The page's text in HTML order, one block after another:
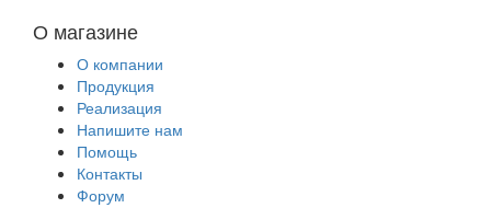
О магазине
О компании
Продукция
Реализация
Напишите нам
Помощь
Контакты
Форум